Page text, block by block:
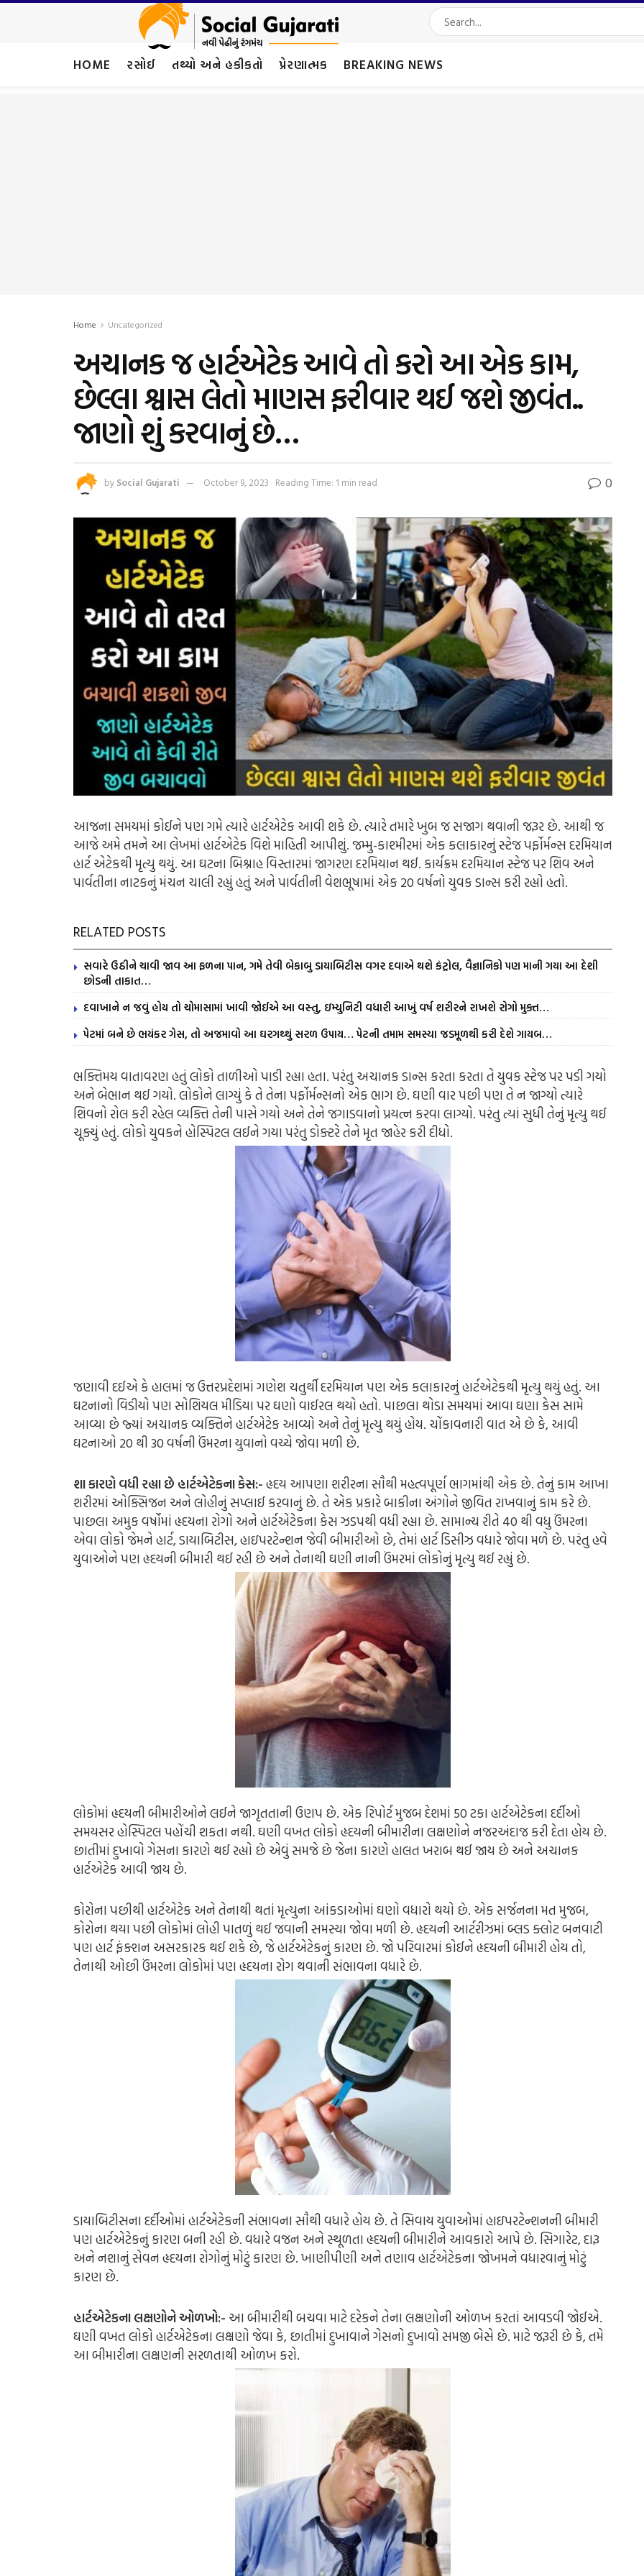
HOME રસોઈ તથ્યો અને હકીકતો પ્રેરણાત્મક BREAKING NEWS
Home Uncategorized
અચાનક જ હાર્ટએટેક આવે તો કરો આ એક કામ,
છેલ્લા શ્વાસ લેતો માણસ ફરીવાર થઈ જશે જીવંત..
જાણો શું કરવાનું છે…
by Social Gujarati October 9, 2023 Reading Time: 1 min read 0
આજના સમયમાં કોઈને પણ ગમે ત્યારે હાર્ટએટેક આવી શકે છે. ત્યારે તમારે ખુબ જ સજાગ થવાની જરૂર છે. આથી જ
આજે અમે તમને આ લેખમાં હાર્ટએટેક વિશે માહિતી આપીશું.જમ્મુ-કાશ્મીરમાં એક કલાકારનું સ્ટેજ પર્ફોર્મન્સ દરમિયાન
હાર્ટ એટેકથી મૃત્યુ થયું. આ ઘટના બિશ્નાહ વિસ્તારમાં જાગરણ દરમિયાન થઈ. કાર્યક્રમ દરમિયાન સ્ટેજ પર શિવ અને
પાર્વતીના નાટકનું મંચન ચાલી રહ્યું હતું અને પાર્વતીની વેશભૂષામાં એક 20 વર્ષનો યુવક ડાન્સ કરી રહ્યો હતો.
RELATED POSTS
સવારે ઉઠીને ચાવી જાવ આ ફળના પાન, ગમે તેવી બેકાબુ ડાયાબિટીસ વગર દવાએ થશે કંટ્રોલ, વૈજ્ઞાનિકો પણ માની ગયા આ દેશી
છોડની તાકાત…
દવાખાને ન જવું હોય તો ચોમાસામાં ખાવી જોઈએ આ વસ્તુ, ઇમ્યુનિટી વધારી આખું વર્ષ શરીરને રાખશે રોગો મુક્ત…
પેટમાં બને છે ભયંકર ગેસ, તો અજમાવો આ ઘરગથ્થું સરળ ઉપાય… પેટની તમામ સમસ્યા જડમૂળથી કરી દેશે ગાયબ…
ભક્તિમય વાતાવરણ હતું લોકો તાળીઓ પાડી રહ્યા હતા. પરંતુ અચાનક ડાન્સ કરતા કરતા તે યુવક સ્ટેજ પર પડી ગયો
અને બેભાન થઈ ગયો. લોકોને લાગ્યું કે તે તેના પર્ફોર્મન્સનો એક ભાગ છે. ઘણી વાર પછી પણ તે ન જાગ્યો ત્યારે
શિવનો રોલ કરી રહેલ વ્યક્તિ તેની પાસે ગયો અને તેને જગાડવાનો પ્રયત્ન કરવા લાગ્યો. પરંતુ ત્યાં સુધી તેનું મૃત્યુ થઈ
ચૂક્યું હતું. લોકો યુવકને હોસ્પિટલ લઈને ગયા પરંતુ ડોક્ટરે તેને મૃત જાહેર કરી દીધો.
જણાવી દઈએ કે હાલમાં જ ઉત્તરપ્રદેશમાં ગણેશ ચતુર્થી દરમિયાન પણ એક કલાકારનું હાર્ટએટેકથી મૃત્યુ થયું હતું. આ
ઘટનાનો વિડીયો પણ સોશિયલ મીડિયા પર ઘણો વાઈરલ થયો હતો. પાછલા થોડા સમયમાં આવા ઘણા કેસ સામે
આવ્યા છે જ્યાં અચાનક વ્યક્તિને હાર્ટએટેક આવ્યો અને તેનું મૃત્યુ થયું હોય. ચોંકાવનારી વાત એ છે કે, આવી
ઘટનાઓ 20 થી 30 વર્ષની ઉંમરના યુવાનો વચ્ચે જોવા મળી છે.
શા કારણે વધી રહ્યા છે હાર્ટએટેકના કેસ:-હૃદય આપણા શરીરના સૌથી મહત્વપૂર્ણ ભાગમાંથી એક છે. તેનું કામ આખા
શરીરમાં ઓક્સિજન અને લોહીનું સપ્લાઈ કરવાનું છે. તે એક પ્રકારે બાકીના અંગોને જીવિત રાખવાનું કામ કરે છે.
પાછલા અમુક વર્ષોમાં હૃદયના રોગો અને હાર્ટએટેકના કેસ ઝડપથી વધી રહ્યા છે. સામાન્ય રીતે 40 થી વધુ ઉંમરના
એવા લોકો જેમને હાર્ટ, ડાયાબિટીસ, હાઇપરટેન્શન જેવી બીમારીઓ છે, તેમાં હાર્ટ ડિસીઝ વધારે જોવા મળે છે. પરંતુ હવે
યુવાઓને પણ હૃદયની બીમારી થઈ રહી છે અને તેનાથી ઘણી નાની ઉંમરમાં લોકોનું મૃત્યુ થઈ રહ્યું છે.
લોકોમાં હૃદયની બીમારીઓને લઈને જાગૃતતાની ઉણપ છે. એક રિપોર્ટ મુજબ દેશમાં 50 ટકા હાર્ટએટેકના દર્દીઓ
સમયસર હોસ્પિટલ પહોંચી શકતા નથી. ઘણી વખત લોકો હૃદયની બીમારીના લક્ષણોને નજરઅંદાજ કરી દેતા હોય છે.
છાતીમાં દુખાવો ગેસના કારણે થઈ રહ્યો છે એવું સમજે છે જેના કારણે હાલત ખરાબ થઈ જાય છે અને અચાનક
હાર્ટએટેક આવી જાય છે.
કોરોના પછીથી હાર્ટએટેક અને તેનાથી થતાં મૃત્યુના આંકડાઓમાં ઘણો વધારો થયો છે. એક સર્જનના મત મુજબ,
કોરોના થયા પછી લોકોમાં લોહી પાતળું થઈ જવાની સમસ્યા જોવા મળી છે. હૃદયની આર્ટરીઝમાં બ્લડ ક્લોટ બનવાટી
પણ હાર્ટ ફંક્શન અસરકારક થઈ શકે છે, જે હાર્ટએટેકનું કારણ છે. જો પરિવારમાં કોઈને હૃદયની બીમારી હોય તો,
તેનાથી ઓછી ઉંમરના લોકોમાં પણ હૃદયના રોગ થવાની સંભાવના વધારે છે.
ડાયાબિટીસના દર્દીઓમાં હાર્ટએટેકની સંભાવના સૌથી વધારે હોય છે. તે સિવાય યુવાઓમાં હાઇપરટેન્શનની બીમારી
પણ હાર્ટએટેકનું કારણ બની રહી છે. વધારે વજન અને સ્થૂળતા હૃદયની બીમારીને આવકારો આપે છે. સિગારેટ, દારૂ
અને નશાનું સેવન હૃદયના રોગોનું મોટું કારણ છે. ખાણીપીણી અને તણાવ હાર્ટએટેકના જોખમને વધારવાનું મોટું
કારણ છે.
હાર્ટએટેકના લક્ષણોને ઓળખો:- આ બીમારીથી બચવા માટે દરેકને તેના લક્ષણોની ઓળખ કરતાં આવડવી જોઈએ.
ઘણી વખત લોકો હાર્ટએટેકના લક્ષણો જેવા કે, છાતીમાં દુખાવાને ગેસનો દુખાવો સમજી બેસે છે. માટે જરૂરી છે કે, તમે
આ બીમારીના લક્ષણની સરળતાથી ઓળખ કરો.